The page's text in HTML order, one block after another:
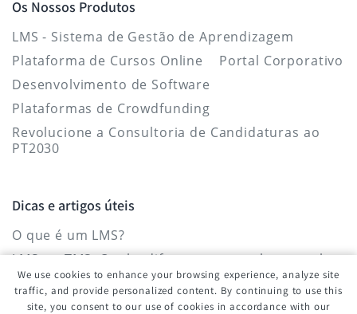
Os Nossos Produtos
LMS - Sistema de Gestão de Aprendizagem
Plataforma de Cursos Online
Portal Corporativo
Desenvolvimento de Software
Plataformas de Crowdfunding
Revolucione a Consultoria de Candidaturas ao
PT2030
Dicas e artigos úteis
O que é um LMS?
LMS vs. TMS: Qual a diferença entre eles e qual o
mais indicado para a aprendizagem
organizacional?
We use cookies to enhance your browsing experience, analyze site
traffic, and provide personalized content. By continuing to use this
site, you consent to our use of cookies in accordance with our